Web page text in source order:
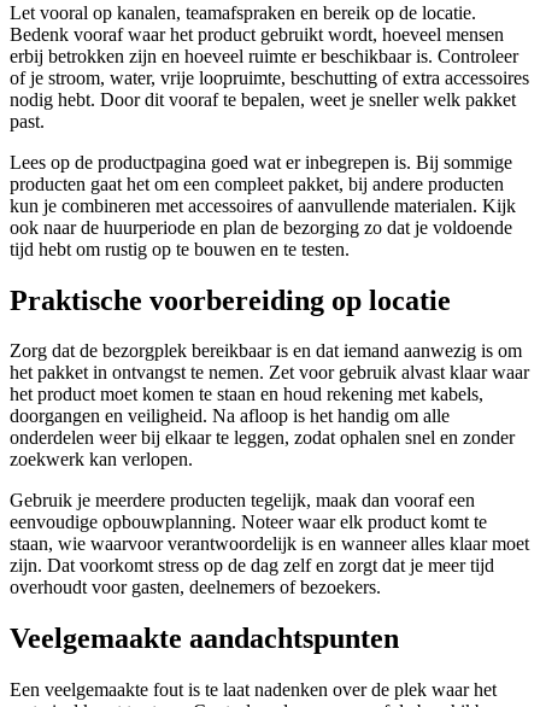
Let vooral op kanalen, teamafspraken en bereik op de locatie.
Bedenk vooraf waar het product gebruikt wordt, hoeveel mensen
erbij betrokken zijn en hoeveel ruimte er beschikbaar is. Controleer
of je stroom, water, vrije loopruimte, beschutting of extra accessoires
nodig hebt. Door dit vooraf te bepalen, weet je sneller welk pakket
past.
Lees op de productpagina goed wat er inbegrepen is. Bij sommige
producten gaat het om een compleet pakket, bij andere producten
kun je combineren met accessoires of aanvullende materialen. Kijk
ook naar de huurperiode en plan de bezorging zo dat je voldoende
tijd hebt om rustig op te bouwen en te testen.
Praktische voorbereiding op locatie
Zorg dat de bezorgplek bereikbaar is en dat iemand aanwezig is om
het pakket in ontvangst te nemen. Zet voor gebruik alvast klaar waar
het product moet komen te staan en houd rekening met kabels,
doorgangen en veiligheid. Na afloop is het handig om alle
onderdelen weer bij elkaar te leggen, zodat ophalen snel en zonder
zoekwerk kan verlopen.
Gebruik je meerdere producten tegelijk, maak dan vooraf een
eenvoudige opbouwplanning. Noteer waar elk product komt te
staan, wie waarvoor verantwoordelijk is en wanneer alles klaar moet
zijn. Dat voorkomt stress op de dag zelf en zorgt dat je meer tijd
overhoudt voor gasten, deelnemers of bezoekers.
Veelgemaakte aandachtspunten
Een veelgemaakte fout is te laat nadenken over de plek waar het